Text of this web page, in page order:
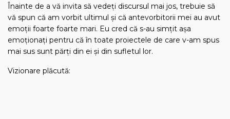
Înainte de a vă invita să vedeți discursul mai jos, trebuie să
vă spun că am vorbit ultimul și că antevorbitorii mei au avut
emoții foarte foarte mari. Eu cred că s-au simțit așa
emoționați pentru că în toate proiectele de care v-am spus
mai sus sunt părți din ei și din sufletul lor.
Vizionare plăcută: